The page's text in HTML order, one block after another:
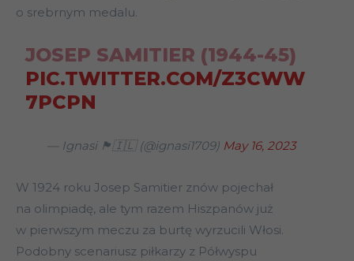
o srebrnym medalu.
JOSEP SAMITIER (1944-45)
PIC.TWITTER.COM/Z3CWW
7PCPN
— Ignasi 🏴󠁧󠁢󠁥󠁮󠁧󠁿🇮🇱 (@ignasi1709) May 16, 2023
W 1924 roku Josep Samitier znów pojechał
na olimpiadę, ale tym razem Hiszpanów już
w pierwszym meczu za burtę wyrzucili Włosi.
Podobny scenariusz piłkarzy z Półwyspu